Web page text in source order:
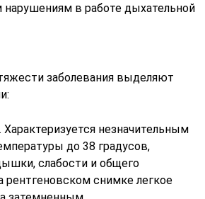
нарушениям в работе дыхательной
заболевания выделяют
Характеризуется незначительным
до 38 градусов,
слабости и общего
рентгеновском снимке легкое